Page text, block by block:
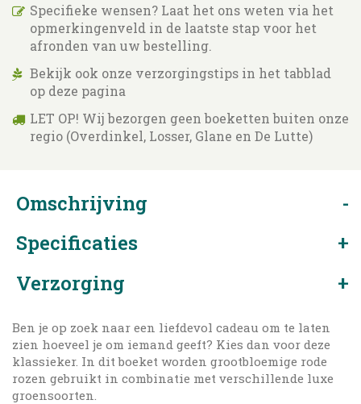
Specifieke wensen? Laat het ons weten via het
opmerkingenveld in de laatste stap voor het
afronden van uw bestelling.
Bekijk ook onze verzorgingstips in het tabblad
op deze pagina
LET OP! Wij bezorgen geen boeketten buiten onze
regio (Overdinkel, Losser, Glane en De Lutte)
Omschrijving
Specificaties
Verzorging
Ben je op zoek naar een liefdevol cadeau om te laten
zien hoeveel je om iemand geeft? Kies dan voor deze
klassieker. In dit boeket worden grootbloemige rode
rozen gebruikt in combinatie met verschillende luxe
groensoorten.